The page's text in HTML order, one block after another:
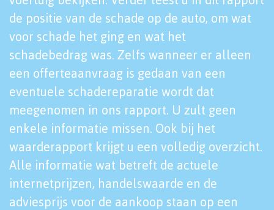
de positie van de schade op de auto, om wat
voor schade het ging en wat het
schadebedrag was. Zelfs wanneer er alleen
een offerteaanvraag is gedaan van een
eventuele schadereparatie wordt dat
meegenomen in ons rapport. U zult geen
enkele informatie missen. Ook bij het
waarderapport krijgt u een volledig overzicht.
Alle informatie wat betreft de actuele
internetprijzen, handelswaarde en de
adviesprijs voor de aankoop staan op een